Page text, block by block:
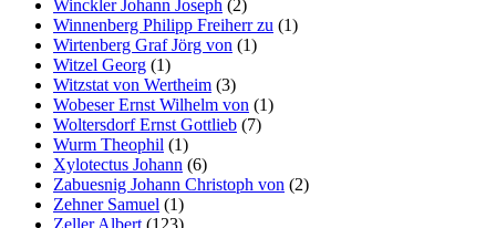
Winckler Johann Joseph (2)
Winnenberg Philipp Freiherr zu (1)
Wirtenberg Graf Jörg von (1)
Witzel Georg (1)
Witzstat von Wertheim (3)
Wobeser Ernst Wilhelm von (1)
Woltersdorf Ernst Gottlieb (7)
Wurm Theophil (1)
Xylotectus Johann (6)
Zabuesnig Johann Christoph von (2)
Zehner Samuel (1)
Zeller Albert (123)